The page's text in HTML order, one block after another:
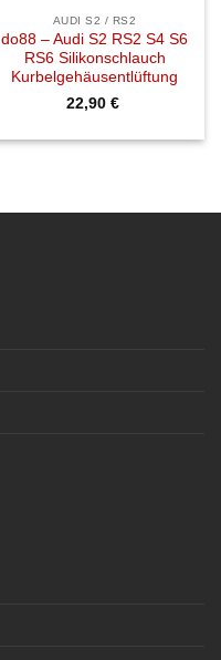
AUDI S2 / RS2
do88 – Audi S2 RS2 S4 S6
RS6 Silikonschlauch
Kurbelgehäusentlüftung
22,90 €